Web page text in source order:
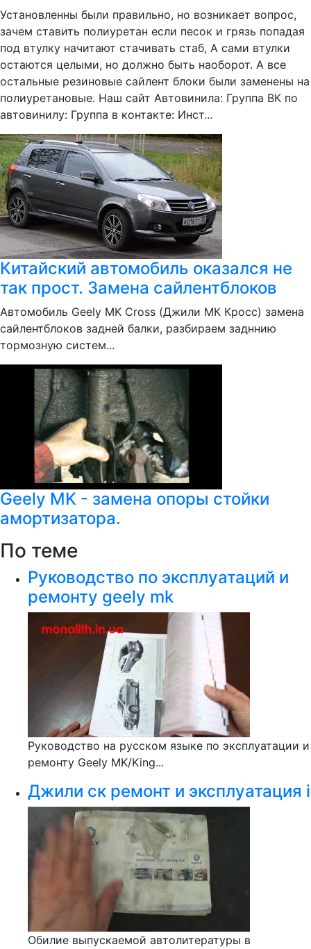
Установленны были правильно, но возникает вопрос,
зачем ставить полиуретан если песок и грязь попадая
под втулку начитают стачивать стаб, А сами втулки
остаются целыми, но должно быть наоборот. А все
остальные резиновые сайлент блоки были заменены на
полиуретановые. Наш сайт Автовинила: Группа ВК по
автовинилу: Группа в контакте: Инст...
Китайский автомобиль оказался не
так прост. Замена сайлентблоков
Автомобиль Geely MK Cross (Джили МК Кросс) замена
сайлентблоков задней балки, разбираем задннию
тормозную систем...
Geely MK - замена опоры стойки
амортизатора.
По теме
Руководство по эксплуатаций и
ремонту geely mk
Руководство на русском языке по эксплуатации и
ремонту Geely MK/King...
Джили ск ремонт и эксплуатация i
Обилие выпускаемой автолитературы в